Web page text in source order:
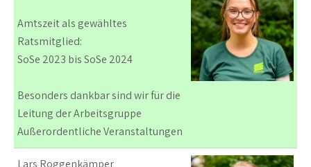
Amtszeit als gewähltes
Ratsmitglied:
SoSe 2023 bis SoSe 2024
Besonders dankbar sind wir für die
Leitung der Arbeitsgruppe
Außerordentliche Veranstaltungen
Lars Roggenkämper